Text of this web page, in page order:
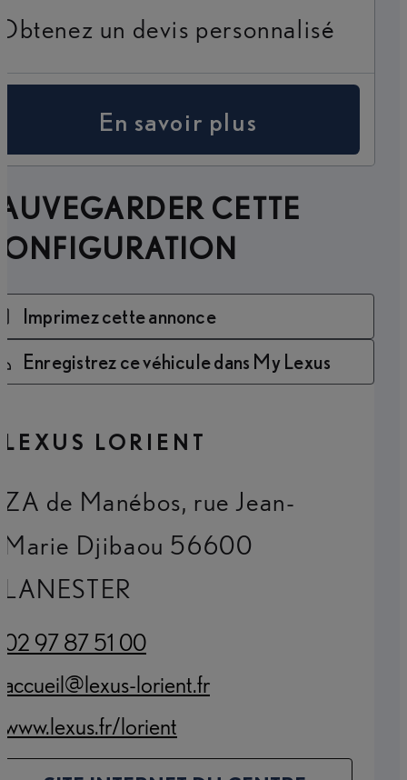
un devis personnalisé
En savoir plus
CETTE
Imprimez cette annonce
Enregistrez ce véhicule dans My Lexus
LEXUS LORIENT
ZA de Manébos, rue Jean-
Marie Djibaou 56600
LANESTER
02 97 87 51 00
(Opens in new tab)
accueil@lexus-lorient.fr
(Opens in new tab)
www.lexus.fr/lorient
(Opens in new tab)